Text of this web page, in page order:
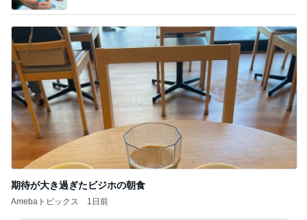
期待が大き過ぎたビジホの朝食
Amebaトピックス 1日前